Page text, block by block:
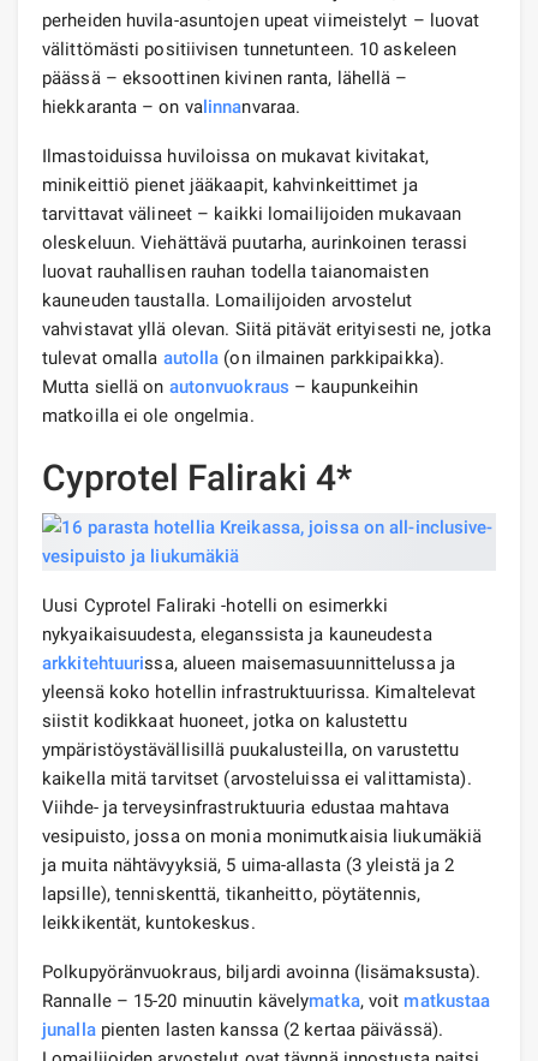
perheiden huvila-asuntojen upeat viimeistelyt – luovat
välittömästi positiivisen tunnetunteen. 10 askeleen
päässä – eksoottinen kivinen ranta, lähellä –
hiekkaranta – on valinnanvaraa.
Ilmastoiduissa huviloissa on mukavat kivitakat,
minikeittiö pienet jääkaapit, kahvinkeittimet ja
tarvittavat välineet – kaikki lomailijoiden mukavaan
oleskeluun. Viehättävä puutarha, aurinkoinen terassi
luovat rauhallisen rauhan todella taianomaisten
kauneuden taustalla. Lomailijoiden arvostelut
vahvistavat yllä olevan. Siitä pitävät erityisesti ne, jotka
tulevat omalla autolla (on ilmainen parkkipaikka).
Mutta siellä on autonvuokraus – kaupunkeihin
matkoilla ei ole ongelmia.
Cyprotel Faliraki 4*
Uusi Cyprotel Faliraki -hotelli on esimerkki
nykyaikaisuudesta, eleganssista ja kauneudesta
arkkitehtuurissa, alueen maisemasuunnittelussa ja
yleensä koko hotellin infrastruktuurissa. Kimaltelevat
siistit kodikkaat huoneet, jotka on kalustettu
ympäristöystävällisillä puukalusteilla, on varustettu
kaikella mitä tarvitset (arvosteluissa ei valittamista).
Viihde- ja terveysinfrastruktuuria edustaa mahtava
vesipuisto, jossa on monia monimutkaisia ​​liukumäkiä
ja muita nähtävyyksiä, 5 uima-allasta (3 yleistä ja 2
lapsille), tenniskenttä, tikanheitto, pöytätennis,
leikkikentät, kuntokeskus.
Polkupyöränvuokraus, biljardi avoinna (lisämaksusta).
Rannalle – 15-20 minuutin kävelymatka, voit matkustaa
junallapienten lasten kanssa (2 kertaa päivässä).